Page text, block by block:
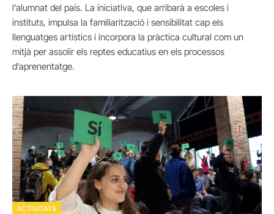
l’alumnat del país. La iniciativa, que arribarà a escoles i
instituts, impulsa la familiarització i sensibilitat cap els
llenguatges artístics i incorpora la pràctica cultural com un
mitjà per assolir els reptes educatius en els processos
d’aprenentatge.
ACTIVITATS